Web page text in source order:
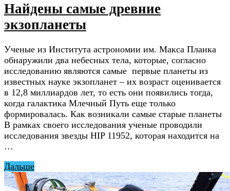
Найдены самые древние
экзопланеты
Ученые из Института астрономии им. Макса Планка
обнаружили два небесных тела, которые, согласно
исследованию являются самые первые планеты из
известных науке экзопланет – их возраст оценивается
в 12,8 миллиардов лет, то есть они появились тогда,
когда галактика Млечный Путь еще только
формировалась. Как возникали самые старые планеты
В рамках своего исследования ученые проводили
исследования звезды HIP 11952, которая находится на
…
Дальше